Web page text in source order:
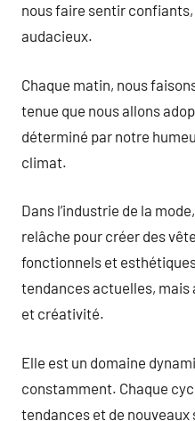
nous faire sentir
audacieux.
Chaque matin, nous
tenue que nous allons
déterminé par notre
climat.
Dans l’industrie de la
relâche pour créer des
fonctionnels et
tendances actuelles, mais
et créativité.
Elle est un domaine
constamment. Chaque
tendances et de nouveaux